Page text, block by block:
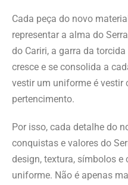
Cada peça do novo
representar a alma do
do Cariri, a garra da
cresce e se consolida a
vestir um uniforme é vestir
pertencimento.
Por isso, cada detalhe do
conquistas e valores do
design, textura, símbolos e
uniforme. Não é apenas